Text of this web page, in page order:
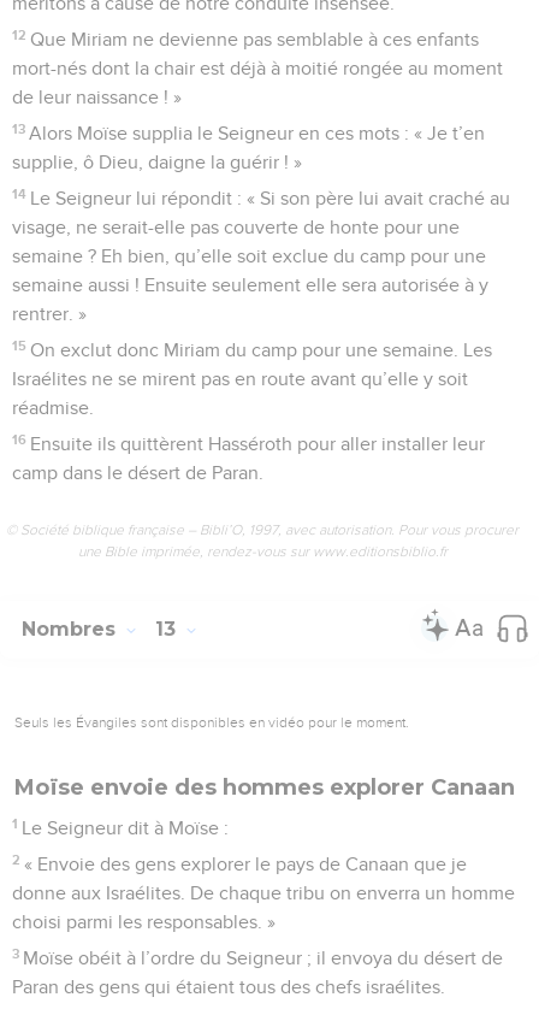
12 Que Miriam ne devienne pas semblable à ces enfants
mort-nés dont la chair est déjà à moitié rongée au moment
de leur naissance ! »
13 Alors Moïse supplia le Seigneur en ces mots : « Je t’en
supplie, ô Dieu, daigne la guérir ! »
14 Le Seigneur lui répondit : « Si son père lui avait craché au
visage, ne serait-elle pas couverte de honte pour une
semaine ? Eh bien, qu’elle soit exclue du camp pour une
semaine aussi ! Ensuite seulement elle sera autorisée à y
rentrer. »
15 On exclut donc Miriam du camp pour une semaine. Les
Israélites ne se mirent pas en route avant qu’elle y soit
réadmise.
16 Ensuite ils quittèrent Hasséroth pour aller installer leur
camp dans le désert de Paran.
© Société biblique française – Bibli’O, 1997, avec autorisation. Pour vous procurer
une Bible imprimée, rendez-vous sur www.editionsbiblio.fr
Nombres 13
Seuls les Évangiles sont disponibles en vidéo pour le moment.
Moïse envoie des hommes explorer Canaan
1 Le Seigneur dit à Moïse :
2 « Envoie des gens explorer le pays de Canaan que je
donne aux Israélites. De chaque tribu on enverra un homme
choisi parmi les responsables. »
3 Moïse obéit à l’ordre du Seigneur ; il envoya du désert de
Paran des gens qui étaient tous des chefs israélites.